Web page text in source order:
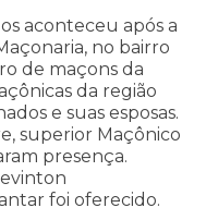
aconteceu após a
no bairro
de maçons da
da região
e suas esposas.
superior Maçônico
presença.
foi oferecido.